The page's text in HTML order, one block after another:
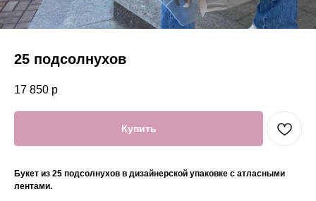
25 подсолнухов
17 850 р
Купить
Букет из 25 подсолнухов в дизайнерской упаковке с атласными
лентами.